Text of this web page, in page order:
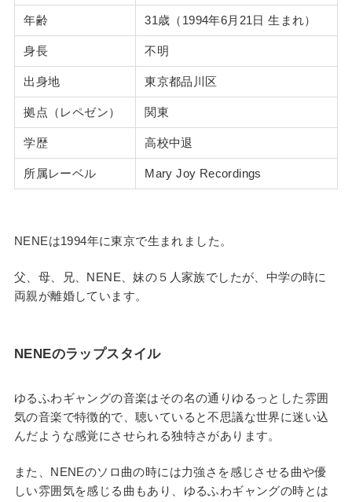
年齢 31歳（1994年6月21日 生まれ）
身長 不明
出身地 東京都品川区
拠点（レペゼン） 関東
学歴 高校中退
所属レーベル ​​​​Mary Joy Recordings
NENEは1994年に東京で生まれました。
父、母、兄、NENE、妹の５人家族でしたが、中学の時に
両親が離婚しています。
NENEのラップスタイル​​
ゆるふわギャングの音楽はその名の通りゆるっとした雰囲
気の音楽で特徴的で、聴いていると不思議な世界に迷い込
んだような感覚にさせられる独特さがあります。
また、NENEのソロ曲の時には力強さを感じさせる曲や優
しい雰囲気を感じる曲もあり、ゆるふわギャングの時とは